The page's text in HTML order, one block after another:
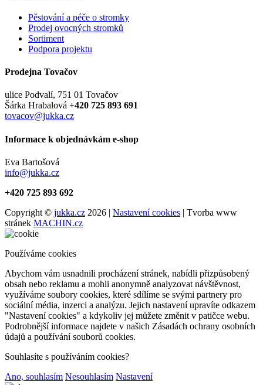
Pěstování a péče o stromky
Prodej ovocných stromků
Sortiment
Podpora projektu
Prodejna Tovačov
ulice Podvalí, 751 01 Tovačov
Šárka Hrabalová +420 725 893 691
tovacov@jukka.cz
Informace k objednávkám e-shop
Eva Bartošová
info@jukka.cz
+420 725 893 692
Copyright © jukka.cz 2026 | Nastavení cookies | Tvorba www
stránek MACHIN.cz
Používáme cookies
Abychom vám usnadnili procházení stránek, nabídli přizpůsobený
obsah nebo reklamu a mohli anonymně analyzovat návštěvnost,
využíváme soubory cookies, které sdílíme se svými partnery pro
sociální média, inzerci a analýzu. Jejich nastavení upravíte odkazem
"Nastavení cookies" a kdykoliv jej můžete změnit v patičce webu.
Podrobnější informace najdete v našich Zásadách ochrany osobních
údajů a používání souborů cookies.
Souhlasíte s používáním cookies?
Ano, souhlasím Nesouhlasím Nastavení